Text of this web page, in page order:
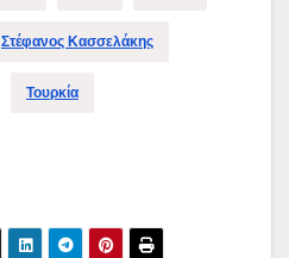
Στέφανος Κασσελάκης
Τουρκία